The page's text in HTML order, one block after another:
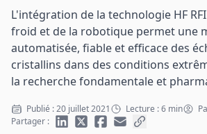
L'intégration de la technologie HF
froid et de la robotique permet une
automatisée, fiable et efficace des
cristallins dans des conditions
la recherche fondamentale et
Publié : 20 juillet 2021 Lecture : 6 min
Partager :